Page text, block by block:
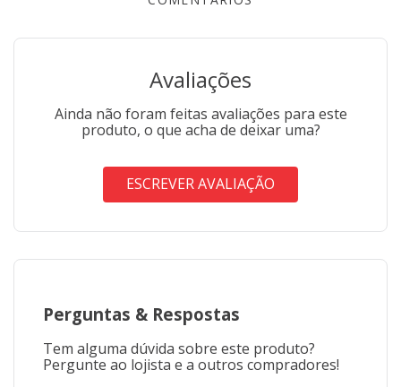
Avaliações
Ainda não foram feitas avaliações para este
produto, o que acha de deixar uma?
ESCREVER AVALIAÇÃO
Perguntas & Respostas
Tem alguma dúvida sobre este produto?
Pergunte ao lojista e a outros compradores!